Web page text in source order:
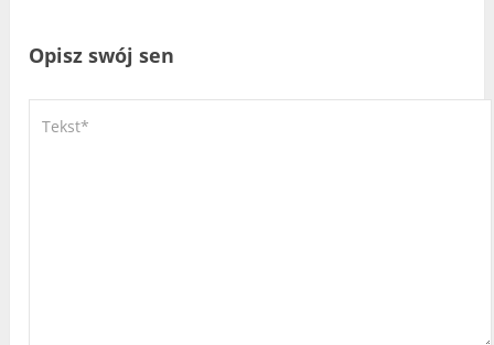
Opisz swój sen